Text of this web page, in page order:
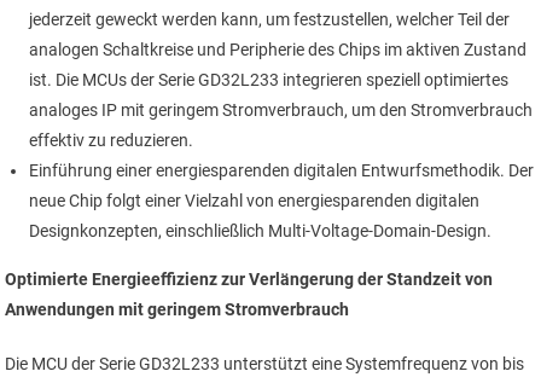
jederzeit geweckt werden kann, um festzustellen, welcher Teil der
analogen Schaltkreise und Peripherie des Chips im aktiven Zustand
ist. Die MCUs der Serie GD32L233 integrieren speziell optimiertes
analoges IP mit geringem Stromverbrauch, um den Stromverbrauch
effektiv zu reduzieren.
Einführung einer energiesparenden digitalen Entwurfsmethodik. Der
neue Chip folgt einer Vielzahl von energiesparenden digitalen
Designkonzepten, einschließlich Multi-Voltage-Domain-Design.
Optimierte Energieeffizienz zur Verlängerung der Standzeit von
Anwendungen mit geringem Stromverbrauch
Die MCU der Serie GD32L233 unterstützt eine Systemfrequenz von bis